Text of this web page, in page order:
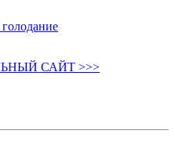
САЙТ >>>